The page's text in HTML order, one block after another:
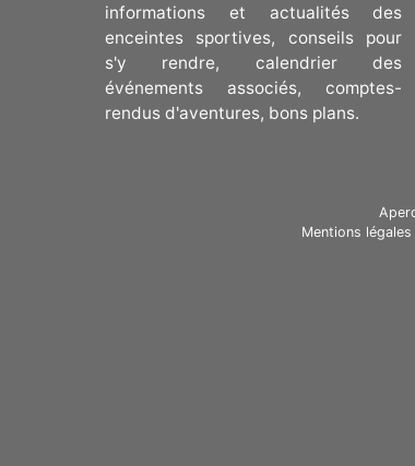
informations et actualités des
enceintes sportives, conseils pour
s'y rendre, calendrier des
événements associés, comptes-
rendus d'aventures, bons plans.
Mentions légales